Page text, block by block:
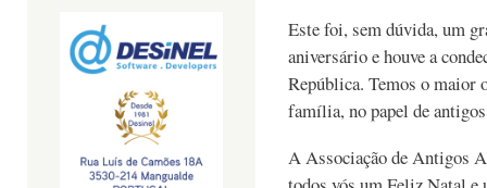
Este foi, sem dúvida, um
aniversário e houve a
República. Temos o maior
família, no papel de
A Associação de Antigos